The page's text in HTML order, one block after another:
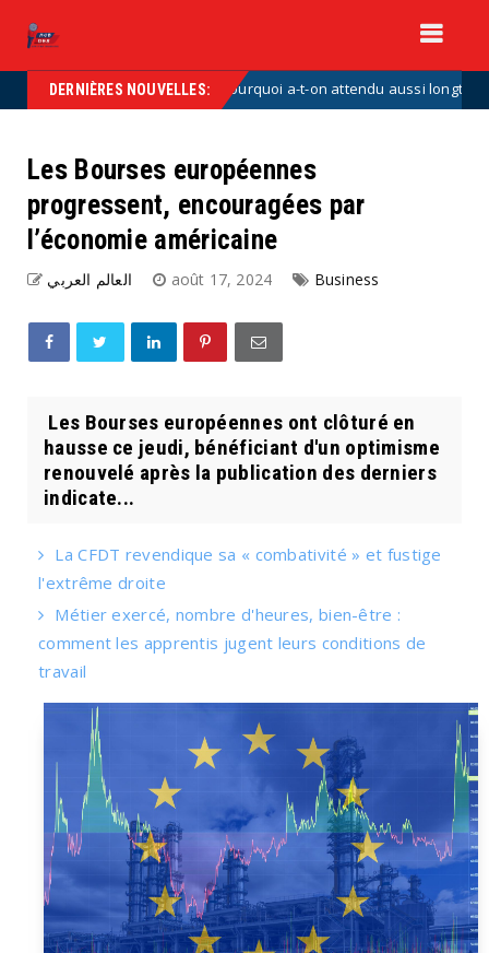
DERNIÈRES NOUVELLES:
Vacances : pourquoi a-t-on attendu aussi longtemps pour
Les Bourses européennes
progressent, encouragées par
l’économie américaine
العالم العربي août 17, 2024 Business
Les Bourses européennes ont clôturé en
hausse ce jeudi, bénéficiant d'un optimisme
renouvelé après la publication des derniers
indicate...
La CFDT revendique sa « combativité » et fustige
l'extrême droite
Métier exercé, nombre d'heures, bien-être :
comment les apprentis jugent leurs conditions de
travail